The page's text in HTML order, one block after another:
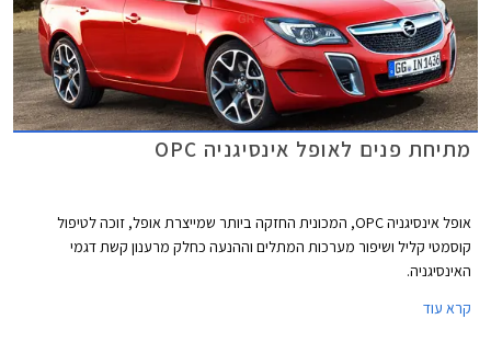
מתיחת פנים לאופל אינסיגניה OPC
אופל אינסיגניה OPC, המכונית החזקה ביותר שמייצרת אופל, זוכה לטיפול
קוסמטי קליל ושיפור מערכות המתלים וההנעה כחלק מרענון קשת דגמי
האינסיגניה.
קרא עוד